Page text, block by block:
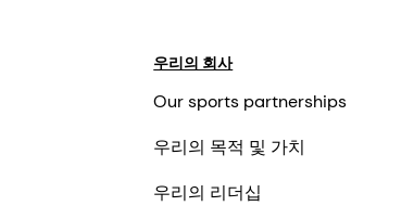
우리의 회사
Our sports partnerships
우리의 목적 및 가치
우리의 리더십